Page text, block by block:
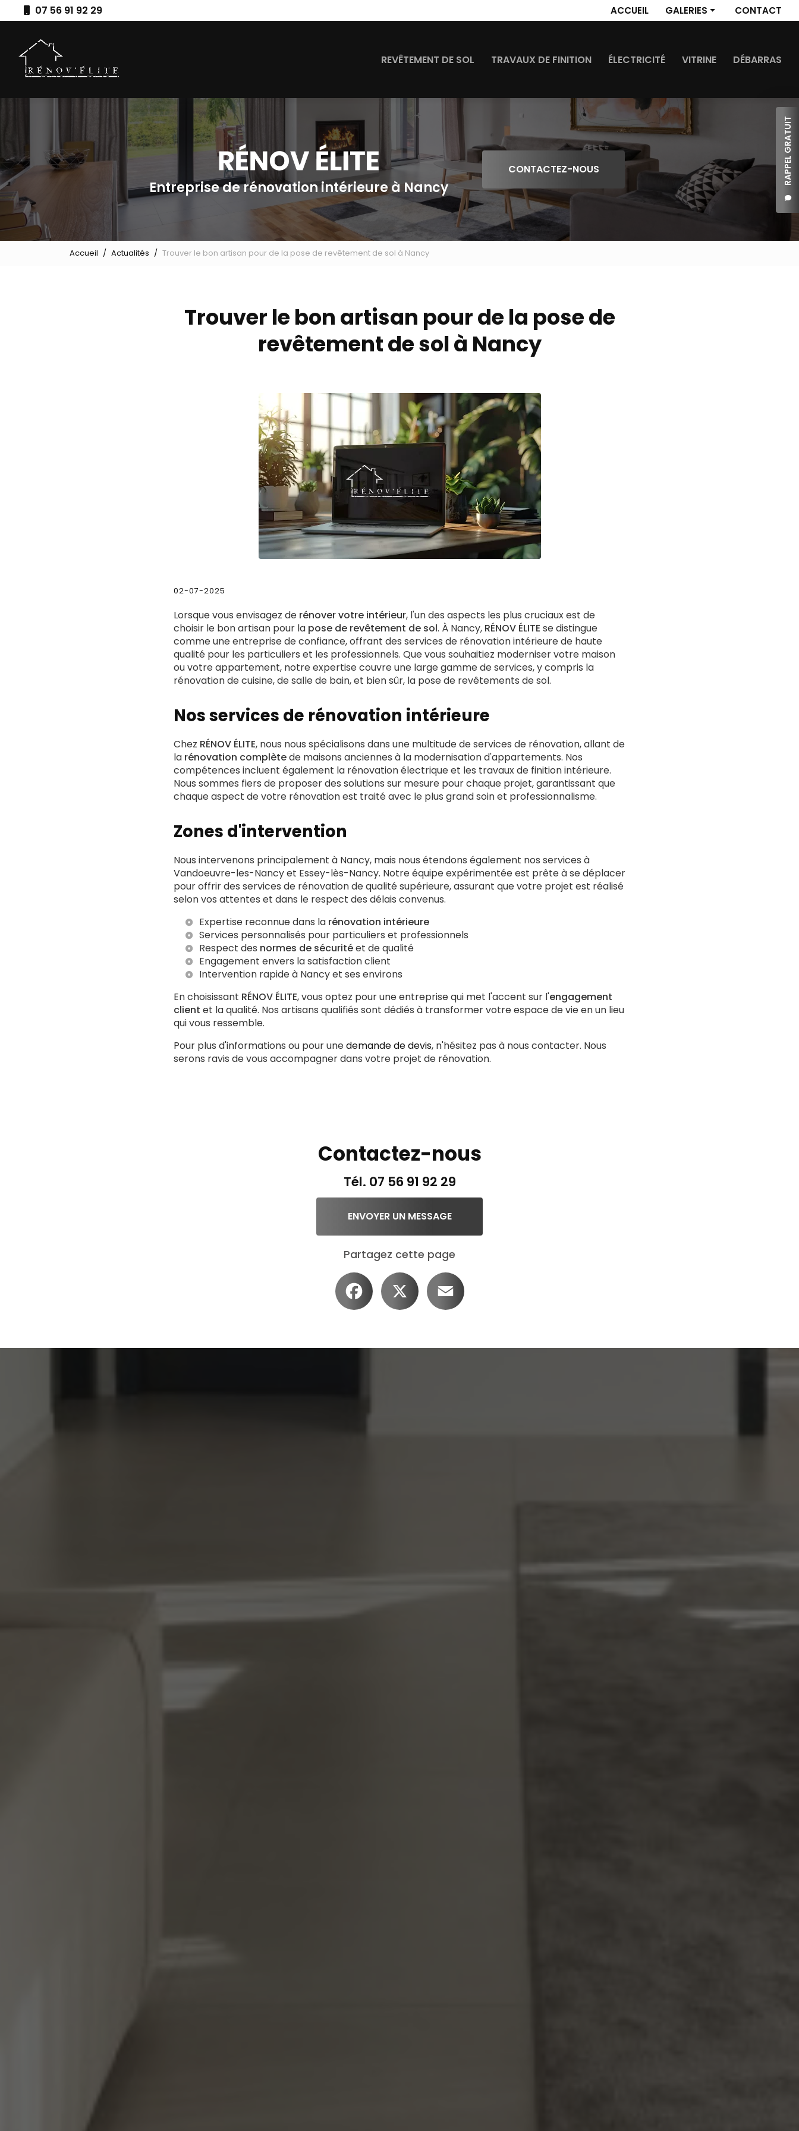
au
principal
07 56 91 92 29
RAPPEL GRATUIT
ACCUEIL
GALERIES
Travaux de finition
Débarras
CONTACT
REVÊTEMENT DE SOL TRAVAUX DE FINITION ÉLECTRICITÉ VITRINE DÉBARRAS
Entreprise de rénovation intérieure à Nancy
CONTACTEZ-NOUS
Accueil Actualités Trouver le bon artisan pour de la pose de revêtement de sol à Nancy
Trouver le bon artisan pour de la pose de
revêtement de sol à Nancy
02-07-2025
Lorsque vous envisagez de rénover votre intérieur, l'un des aspects les plus cruciaux est de
choisir le bon artisan pour la pose de revêtement de sol. À Nancy, RÉNOV ÉLITE se distingue
comme une entreprise de confiance, offrant des services de rénovation intérieure de haute
qualité pour les particuliers et les professionnels. Que vous souhaitiez moderniser votre maison
ou votre appartement, notre expertise couvre une large gamme de services, y compris la
rénovation de cuisine, de salle de bain, et bien sûr, la pose de revêtements de sol.
Nos services de rénovation intérieure
Chez RÉNOV ÉLITE, nous nous spécialisons dans une multitude de services de rénovation, allant de
la rénovation complètede maisons anciennes à la modernisation d'appartements. Nos
compétences incluent également la rénovation électrique et les travaux de finition intérieure.
Nous sommes fiers de proposer des solutions sur mesure pour chaque projet, garantissant que
chaque aspect de votre rénovation est traité avec le plus grand soin et professionnalisme.
Zones d'intervention
Nous intervenons principalement à Nancy, mais nous étendons également nos services à
Vandoeuvre-les-Nancy et Essey-lès-Nancy. Notre équipe expérimentée est prête à se déplacer
pour offrir des services de rénovation de qualité supérieure, assurant que votre projet est réalisé
selon vos attentes et dans le respect des délais convenus.
Expertise reconnue dans la rénovation intérieure
Services personnalisés pour particuliers et professionnels
Respect des normes de sécuritéet de qualité
Engagement envers la satisfaction client
Intervention rapide à Nancy et ses environs
En choisissant RÉNOV ÉLITE, vous optez pour une entreprise qui met l'accent sur l'engagement
client et la qualité. Nos artisans qualifiés sont dédiés à transformer votre espace de vie en un lieu
qui vous ressemble.
Pour plus d'informations ou pour unedemande de devis, n'hésitez pas à nous contacter. Nous
serons ravis de vous accompagner dans votre projet de rénovation.
Contactez-nous
Tél. 07 56 91 92 29
ENVOYER UN MESSAGE
Partagez cette page
Facebook